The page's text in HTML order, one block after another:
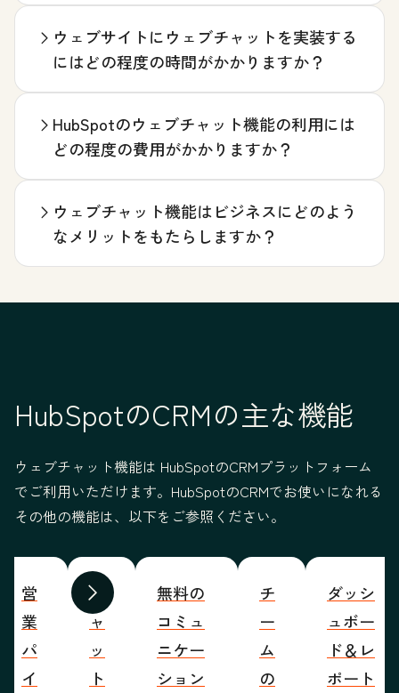
ウェブサイトにウェブチャットを実装する
にはどの程度の時間がかかりますか？
HubSpotのウェブチャット機能の利用には
どの程度の費用がかかりますか？
ウェブチャット機能はビジネスにどのよう
なメリットをもたらしますか？
HubSpotのCRMの主な機能
ウェブチャット機能は HubSpotのCRMプラットフォーム
でご利用いただけます。HubSpotのCRMでお使いになれる
その他の機能は、以下をご参照ください。
前へ 次へ
営
業
パ
イ
チ
ャ
ッ
ト
無料の
コミュ
ニケー
ション
チ
ー
ム
の
ダッシ
ュボー
ド＆レ
ポート